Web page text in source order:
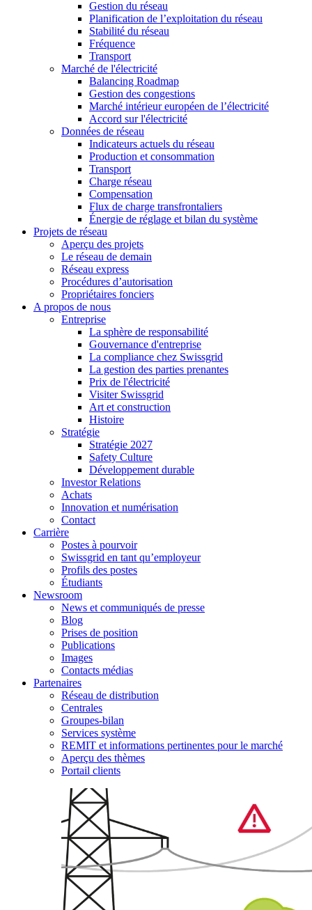
Gestion du réseau
Planification de l’exploitation du réseau
Stabilité du réseau
Fréquence
Transport
Marché de l'électricité
Balancing Roadmap
Gestion des congestions
Marché intérieur européen de l’électricité
Accord sur l'électricité
Données de réseau
Indicateurs actuels du réseau
Production et consommation
Transport
Charge réseau
Compensation
Flux de charge transfrontaliers
Énergie de réglage et bilan du système
Projets de réseau
Aperçu des projets
Le réseau de demain
Réseau express
Procédures d’autorisation
Propriétaires fonciers
A propos de nous
Entreprise
La sphère de responsabilité
Gouvernance d'entreprise
La compliance chez Swissgrid
La gestion des parties prenantes
Prix de l'électricité
Visiter Swissgrid
Art et construction
Histoire
Stratégie
Stratégie 2027
Safety Culture
Développement durable
Investor Relations
Achats
Innovation et numérisation
Contact
Carrière
Postes à pourvoir
Swissgrid en tant qu’employeur
Profils des postes
Étudiants
Newsroom
News et communiqués de presse
Blog
Prises de position
Publications
Images
Contacts médias
Partenaires
Réseau de distribution
Centrales
Groupes-bilan
Services système
REMIT et informations pertinentes pour le marché
Aperçu des thèmes
Portail clients